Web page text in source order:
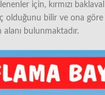
için, kırmızı
olduğunu bilir ve ona
alanı bulunmaktadır.